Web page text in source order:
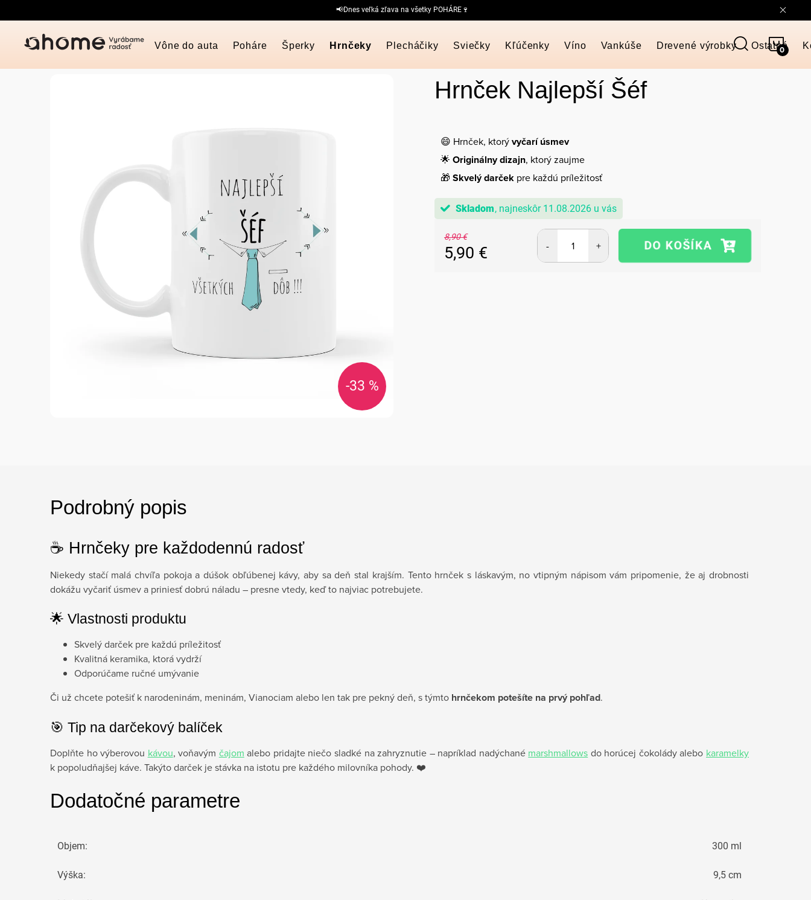
na
📢Dnes veľká zľava na všetky POHÁRE🍷
Vône do auta Poháre Šperky Hrnčeky Plecháčiky Sviečky Kľúčenky Víno Vankúše Drevené výrobky Ostatné
-33 %
Hrnček Najlepší Šéf
😄 Hrnček, ktorývyčarí úsmev
🌟 Originálny dizajn, ktorý zaujme
🎁 Skvelý darček pre každú príležitosť
Skladom 11.08.2026
8,90 €
5,90 €
Podrobný popis
☕ Hrnčeky pre každodennú radosť
Niekedy stačí malá chvíľa pokoja a dúšok obľúbenej kávy, aby sa deň stal krajším. Tento hrnček s láskavým, no vtipným nápisom vám pripomenie, že aj drobnosti
dokážu vyčariť úsmev a priniesť dobrú náladu – presne vtedy, keď to najviac potrebujete.
🌟 Vlastnosti produktu
Skvelý darček pre každú príležitosť
Kvalitná keramika, ktorá vydrží
Odporúčame ručné umývanie
Či už chcete potešiť k narodeninám, meninám, Vianociam alebo len tak pre pekný deň, s týmto hrnčekom potešíte na prvý pohľad.
🎯 Tip na darčekový balíček
Doplňte ho výberovou kávou, voňavým čajom alebo pridajte niečo sladké na zahryznutie – napríklad nadýchané marshmallows do horúcej čokolády alebo karamelky
k popoludňajšej káve. Takýto darček je stávka na istotu pre každého milovníka pohody. ❤️
Dodatočné parametre
Objem: 300 ml
Výška: 9,5 cm